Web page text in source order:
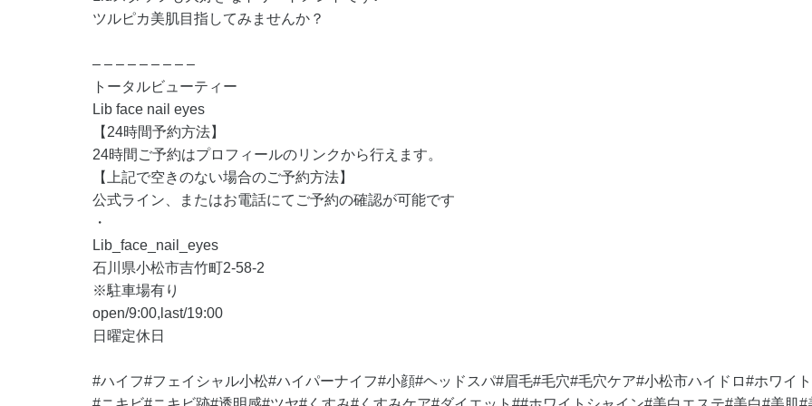
ツルピカ美肌目指してみませんか？
– – – – – – – – –
トータルビューティー
Lib face nail eyes
【24時間予約方法】
24時間ご予約はプロフィールのリンクから行えます。
【上記で空きのない場合のご予約方法】
公式ライン、またはお電話にてご予約の確認が可能です
・
Lib_face_nail_eyes
石川県小松市吉竹町2-58-2
※駐車場有り
open/9:00,last/19:00
日曜定休日
#ハイフ#フェイシャル小松#ハイパーナイフ#小顔#ヘッドスパ#眉毛#毛穴#毛穴ケア#小松市ハイドロ#ホワイ